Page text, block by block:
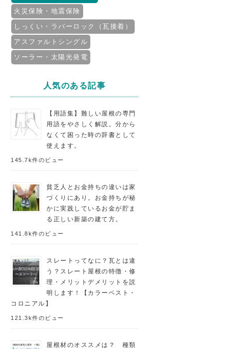
火災保険・地震保険
しっくい・ラバーロック（瓦接着）
アスファルトシングル
ソーラー・太陽光発電
人気のある記事
【用語集】難しい屋根の専門
用語をやさしく解説。分から
なくて困った時の辞書として
使えます。
145.7k件のビュー
貧乏人とお金持ちの違いは家
づくりにあり。お金持ちが秘
かに実践しているお金が貯ま
る正しい新築の建て方。
141.8k件のビュー
スレートってなに？瓦とは違
う？スレート屋根の特徴・修
理・メリットデメリットを説
明します！【カラーベスト・
コロニアル】
121.3k件のビュー
屋根材のオススメは？ 種類